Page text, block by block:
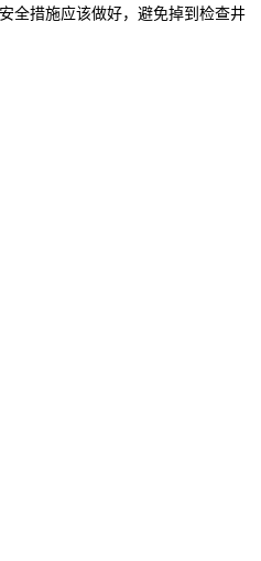
全措施应该做好，避免掉到检查井